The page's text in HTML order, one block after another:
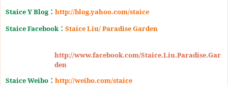
Staice Y Blog ： http://blog.yahoo.com/staice
Staice Facebook： Staice Liu/ Paradise Garden
http://www.facebook.com/Staice.Liu.Paradise.Gar
den
Staice Weibo ： http://weibo.com/staice